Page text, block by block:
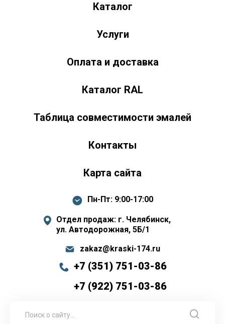
Каталог
Услуги
Оплата и доставка
Каталог RAL
Таблица совместимости эмалей
Контакты
Карта сайта
Пн-Пт: 9:00-17:00
Отдел продаж: г. Челябинск,
ул. Автодорожная, 5Б/1
zakaz@kraski-174.ru
+7 (351) 751-03-86
+7 (922) 751-03-86